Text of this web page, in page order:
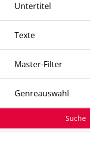
Untertitel
Texte
Master-Filter
Genreauswahl
Suche